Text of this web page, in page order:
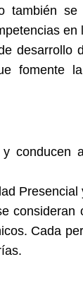
también
desarrollo
fomente
conducen
consideran
Cada